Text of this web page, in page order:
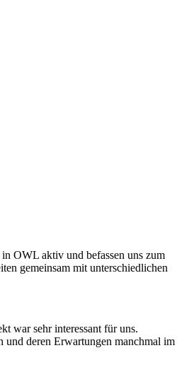
OWL aktiv und befassen uns zum
gemeinsam mit unterschiedlichen
war sehr interessant für uns.
und deren Erwartungen manchmal im